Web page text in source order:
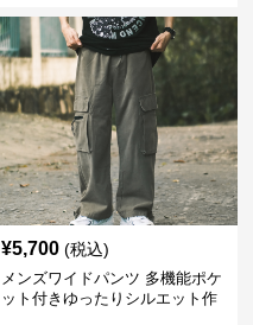
¥5,700 (税込)
メンズワイドパンツ 多機能ポケ
ット付きゆったりシルエット作